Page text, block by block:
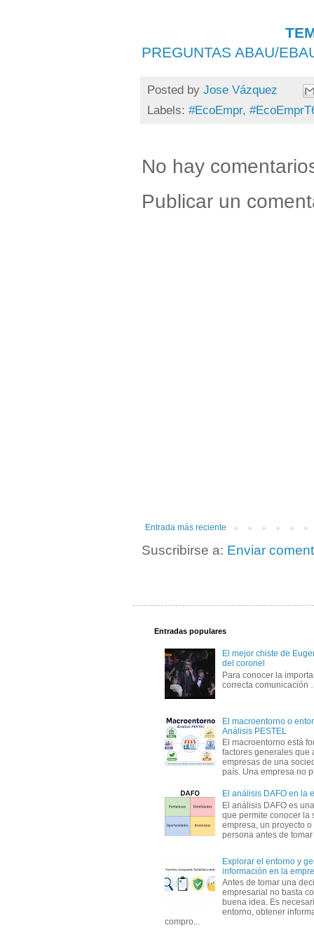
PREGUNTAS ABAU/
Posted by Jose Vázquez
Labels: #EcoEmpr,
No hay
Publicar un
Entrada más reciente
Suscribirse a: Enviar
Entradas populares
El mejor chiste de
del coronel
Para conocer la
correcta
El macroentorno o
Análisis PESTEL
El macroentorno está
factores generales que
empresas de una
país. Una empresa no
El análisis DAFO en la
El análisis DAFO es
que permite conocer la
empresa, un proyecto
persona antes de
Explorar el entorno y
información en la
Antes de tomar una
empresarial no basta
buena idea. Es
entorno, obtener
compro...